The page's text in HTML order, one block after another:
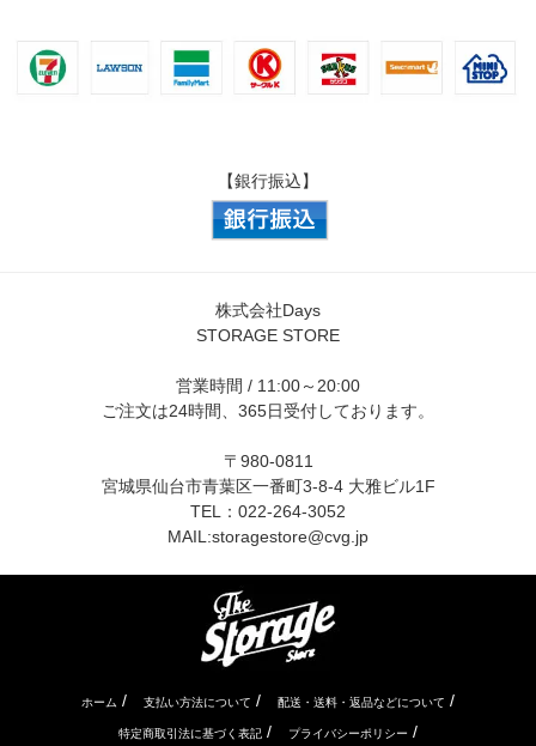
【銀行振込】
株式会社Days
STORAGE STORE
営業時間 / 11:00～20:00
ご注文は24時間、365日受付しております。
〒980-0811
宮城県仙台市青葉区一番町3-8-4 大雅ビル1F
TEL：022-264-3052
MAIL:storagestore@cvg.jp
ホーム / 支払い方法について / 配送・送料・返品などについて /
特定商取引法に基づく表記 / プライバシーポリシー /